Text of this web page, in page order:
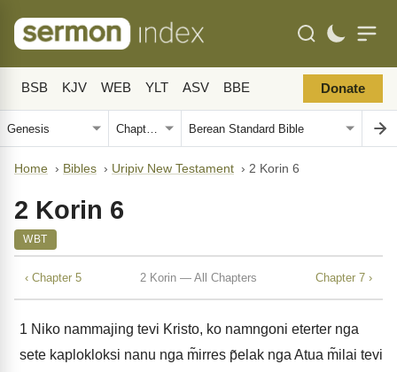
BSB KJV WEB YLT ASV BBE Donate
Home › Bibles › Uripiv New Testament › 2 Korin 6
2 Korin 6
WBT
‹ Chapter 5 2 Korin — All Chapters Chapter 7 ›
1 Niko nammajing tevi Kristo, ko namngoni eterter nga
sete kaplokloksi nanu nga m̃irres p̃elak nga Atua m̃ilai tevi